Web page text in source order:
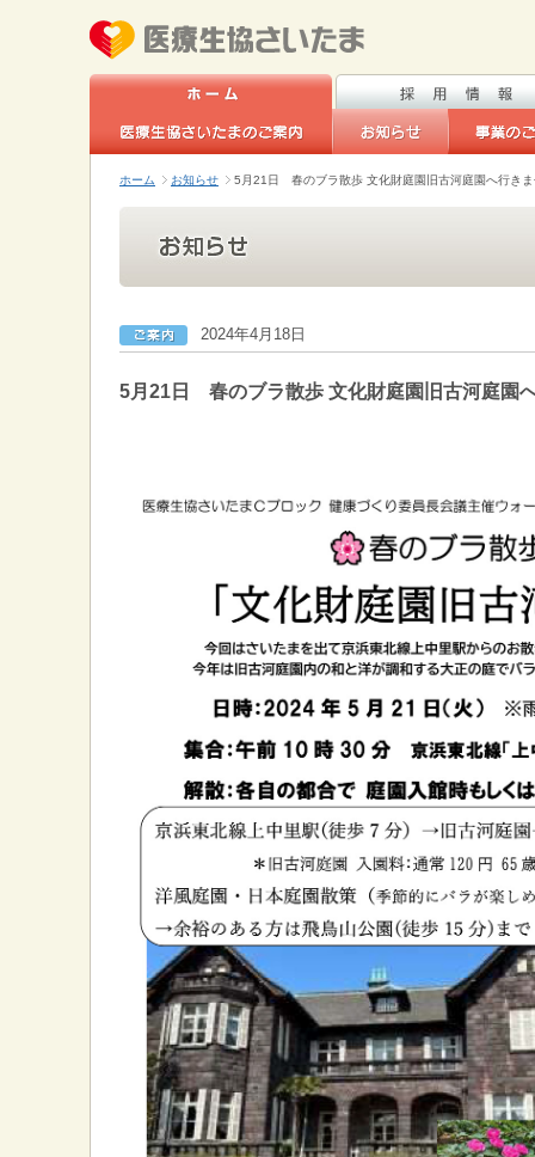
ホーム お知らせ 5月21日 春のブラ散歩 文化財庭園旧古河庭園へ行き
2024年4月18日
5月21日 春のブラ散歩 文化財庭園旧古河庭園